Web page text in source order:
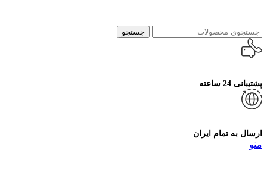
جستجو
پشتیبانی 24 ساعته
ارسال به تمام ایران
منو